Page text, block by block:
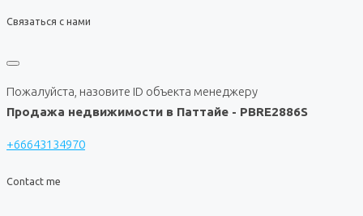
Связаться с нами
Пожалуйста, назовите ID объекта менеджеру
Продажа недвижимости в Паттайе - PBRE2886S
+66643134970
Contact me